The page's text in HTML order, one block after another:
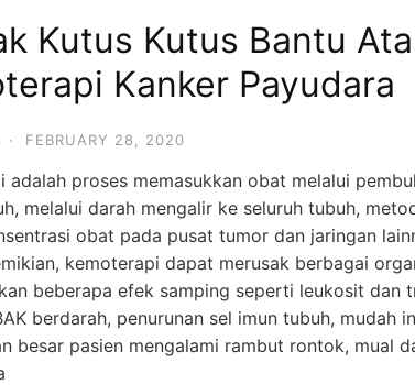
Kutus Kutus Bantu
Kanker Payudara
· FEBRUARY 28, 2020
adalah proses memasukkan obat melalui
melalui darah mengalir ke seluruh tubuh,
obat pada pusat tumor dan jaringan
kemoterapi dapat merusak berbagai
beberapa efek samping seperti leukosit dan
berdarah, penurunan sel imun tubuh, mudah
besar pasien mengalami rambut rontok, mual